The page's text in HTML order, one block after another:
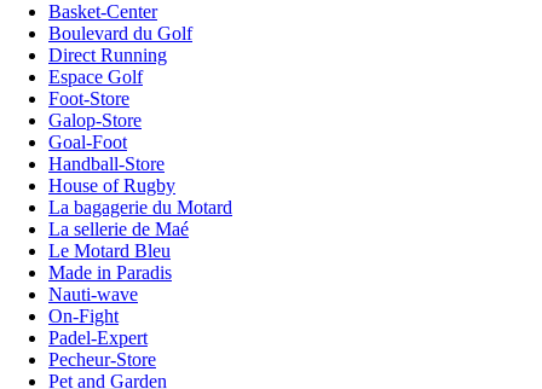
Basket-Center
Boulevard du Golf
Direct Running
Espace Golf
Foot-Store
Galop-Store
Goal-Foot
Handball-Store
House of Rugby
La bagagerie du Motard
La sellerie de Maé
Le Motard Bleu
Made in Paradis
Nauti-wave
On-Fight
Padel-Expert
Pecheur-Store
Pet and Garden